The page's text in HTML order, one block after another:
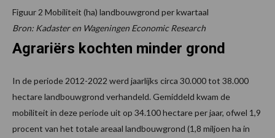
Figuur 2 Mobiliteit (ha) landbouwgrond per kwartaal
Bron: Kadaster en Wageningen Economic Research
Agrariërs kochten minder grond
In de periode 2012-2022 werd jaarlijks circa 30.000 tot 38.000
hectare landbouwgrond verhandeld. Gemiddeld kwam de
mobiliteit in deze periode uit op 34.100 hectare per jaar, ofwel 1,9
procent van het totale areaal landbouwgrond (1,8 miljoen ha in